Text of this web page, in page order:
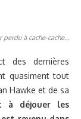
perdu à cache-cache…
des dernières
quasiment tout
Hawke et de sa
à déjouer les